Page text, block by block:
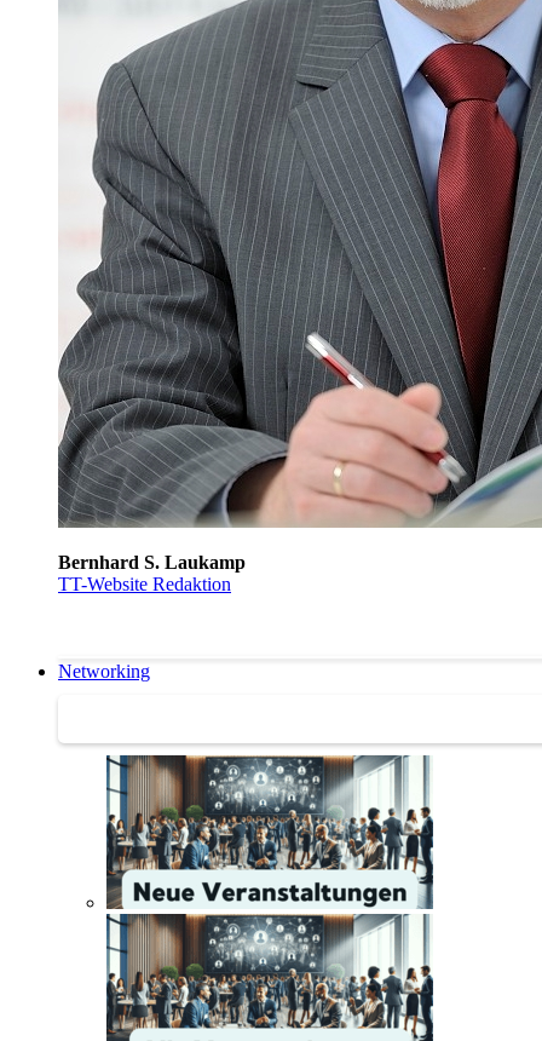
Bernhard S. Laukamp
TT-Website Redaktion
Networking